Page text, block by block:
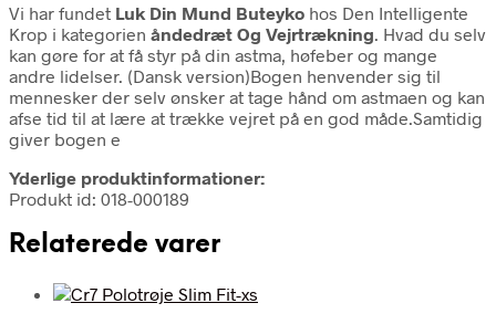
Vi har fundet Luk Din Mund Buteyko hos Den Intelligente
Krop i kategorien åndedræt Og Vejrtrækning. Hvad du selv
kan gøre for at få styr på din astma, høfeber og mange
andre lidelser. (Dansk version)Bogen henvender sig til
mennesker der selv ønsker at tage hånd om astmaen og kan
afse tid til at lære at trække vejret på en god måde.Samtidig
giver bogen e
Yderlige produktinformationer:
Produkt id: 018-000189
Relaterede varer